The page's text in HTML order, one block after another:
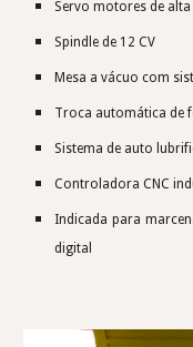
Servo motores de
Spindle de 12 CV
Mesa a vácuo com
Troca automática de
Sistema de auto
Controladora CNC
Indicada para
digital